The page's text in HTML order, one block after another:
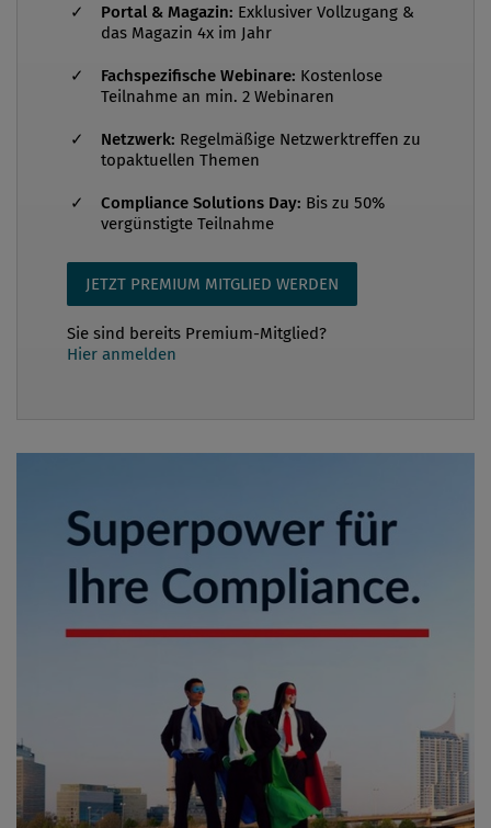
Portal & Magazin: Exklusiver Vollzugang &
das Magazin 4x im Jahr
Fachspezifische Webinare: Kostenlose
Teilnahme an min. 2 Webinaren
Netzwerk: Regelmäßige Netzwerktreffen zu
topaktuellen Themen
Compliance Solutions Day: Bis zu 50%
vergünstigte Teilnahme
JETZT PREMIUM MITGLIED WERDEN
Sie sind bereits Premium-Mitglied?
Hier anmelden